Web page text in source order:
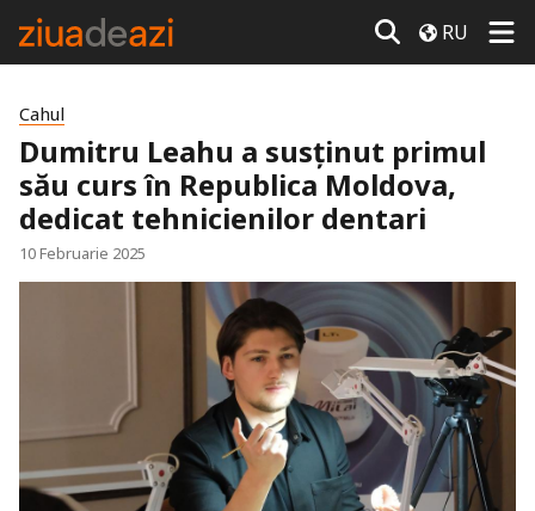
RU
Cahul
Dumitru Leahu a susținut primul
său curs în Republica Moldova,
dedicat tehnicienilor dentari
10 Februarie 2025